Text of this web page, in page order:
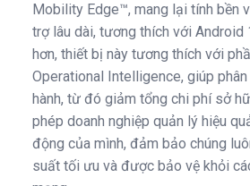
Mobility Edge™, mang lại tính bền
trợ lâu dài, tương thích với Android
hơn, thiết bị này tương thích với
Operational Intelligence, giúp
hành, từ đó giảm tổng chi phí sở
phép doanh nghiệp quản lý hiệu
động của mình, đảm bảo chúng
suất tối ưu và được bảo vệ khỏi